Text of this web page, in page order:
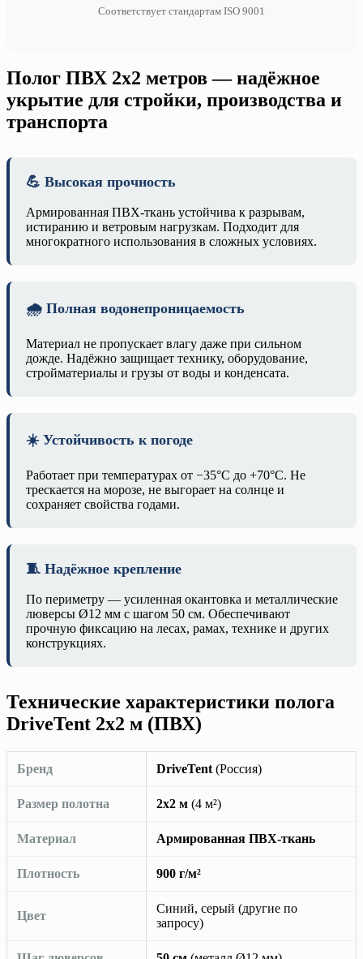
Соответствует стандартам ISO 9001
Полог ПВХ 2х2 метров — надёжное
укрытие для стройки, производства и
транспорта
💪 Высокая прочность
Армированная ПВХ-ткань устойчива к разрывам,
истиранию и ветровым нагрузкам. Подходит для
многократного использования в сложных условиях.
🌧️ Полная водонепроницаемость
Материал не пропускает влагу даже при сильном
дожде. Надёжно защищает технику, оборудование,
стройматериалы и грузы от воды и конденсата.
☀️ Устойчивость к погоде
Работает при температурах от −35°C до +70°C. Не
трескается на морозе, не выгорает на солнце и
сохраняет свойства годами.
🧵 Надёжное крепление
По периметру — усиленная окантовка и металлические
люверсы Ø12 мм с шагом 50 см. Обеспечивают
прочную фиксацию на лесах, рамах, технике и других
конструкциях.
Технические характеристики полога
DriveTent 2х2 м (ПВХ)
Бренд DriveTent (Россия)
Размер полотна 2х2 м (4 м²)
Материал Армированная ПВХ-ткань
Плотность 900 г/м²
Цвет
Синий, серый (другие по
запросу)